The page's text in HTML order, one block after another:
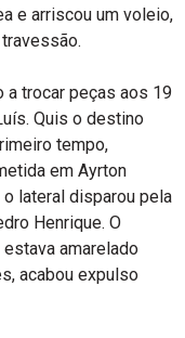
e arriscou um voleio,
a trocar peças aos 19
Quis o destino
tempo,
em Ayrton
lateral disparou pela
Henrique. O
amarelado
acabou expulso